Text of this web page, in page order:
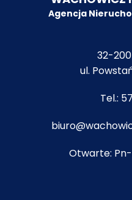
Agencja
32-
ul.
Tel.:
Otwarte: Pn-